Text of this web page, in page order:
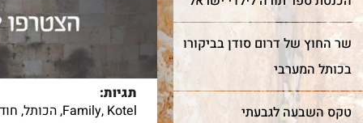
שר החוץ של דרום סודן בביקורו
בכותל המערבי
טקס השבעה לגבעתי
תגיות:
Family, Kotel
,הכותל,
אתכם לחגוג בר מצווה
בטקס מרגש ובאווירה
של אחדות וקדושה.
קצוות תבל להתרפק על
האבנים העתיקות?
עוד על שער השמיים >